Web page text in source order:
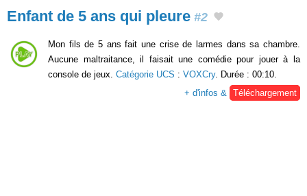
Enfant de 5 ans qui pleure #2
Mon fils de 5 ans fait une crise de larmes dans sa chambre.
Aucune maltraitance, il faisait une comédie pour jouer à la
console de jeux. Catégorie UCS : VOXCry. Durée : 00:10.
+ d'infos &
Téléchargement